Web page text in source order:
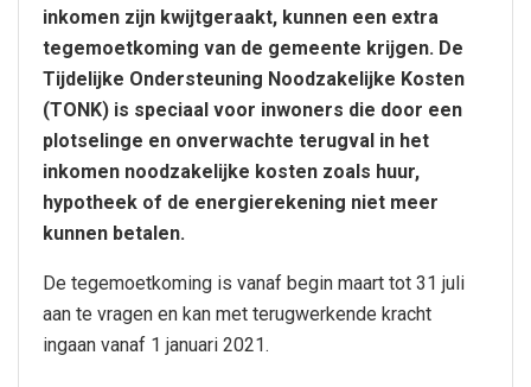
inkomen zijn kwijtgeraakt, kunnen een extra
tegemoetkoming van de gemeente krijgen. De
Tijdelijke Ondersteuning Noodzakelijke Kosten
(TONK) is speciaal voor inwoners die door een
plotselinge en onverwachte terugval in het
inkomen noodzakelijke kosten zoals huur,
hypotheek of de energierekening niet meer
kunnen betalen.
De tegemoetkoming is vanaf begin maart tot 31 juli
aan te vragen en kan met terugwerkende kracht
ingaan vanaf 1 januari 2021.